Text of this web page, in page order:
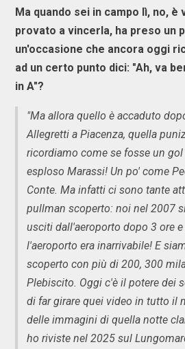
Ma quando sei in campo lì, no, è
provato a vincerla, ha preso un
un'occasione che ancora oggi
ad un certo punto dici: "Ah, va
in A"?
"Ma allora quello è accaduto
Allegretti a Piacenza, quella
ricordiamo come se fosse un
esploso Marassi! Un po' come
Conte. Ma infatti ci sono tante
pullman scoperto: noi nel 2007
usciti dall'aeroporto dopo 3 ore
l'aeroporto era inarrivabile! E
scoperto con più di 200, 300
Plebiscito. Oggi c'è il potere dei
di far girare quei video in tutto il
delle immagini di quella notte
ho riviste nel 2025 sul